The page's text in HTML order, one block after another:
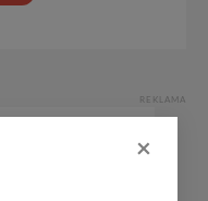
REKLAMA
×